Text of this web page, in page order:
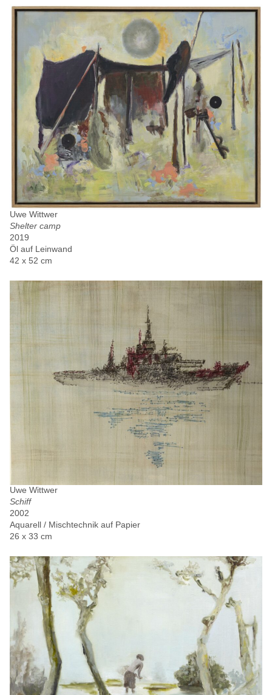
Uwe Wittwer
Shelter camp
2019
Öl auf Leinwand
42 x 52 cm
Uwe Wittwer
Schiff
2002
Aquarell / Mischtechnik auf Papier
26 x 33 cm